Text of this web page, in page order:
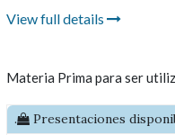
View full details
Materia Prima para ser
. Presentaciones